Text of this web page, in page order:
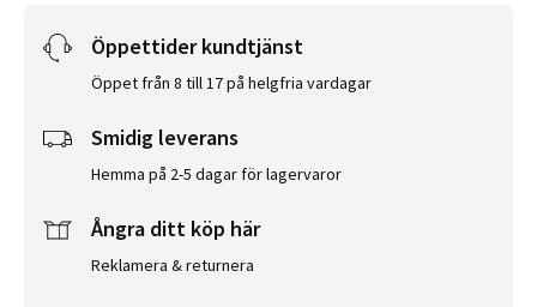
Öppettider kundtjänst
Öppet från 8 till 17 på helgfria vardagar
Smidig leverans
Hemma på 2-5 dagar för lagervaror
Ångra ditt köp här
Reklamera & returnera